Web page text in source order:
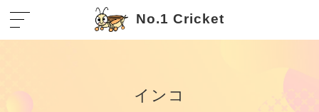
No.1 Cricket
インコ